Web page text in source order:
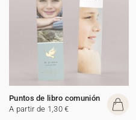
Puntos de libro comunión
A partir de 1,30 €